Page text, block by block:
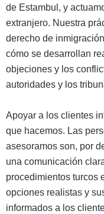
de Estambul, y
extranjero. Nuestra
derecho de
cómo se desarrollan
objeciones y los
autoridades y los
Apoyar a los clientes
que hacemos. Las
asesoramos son, por
una comunicación
procedimientos turcos
opciones realistas y
informados a los